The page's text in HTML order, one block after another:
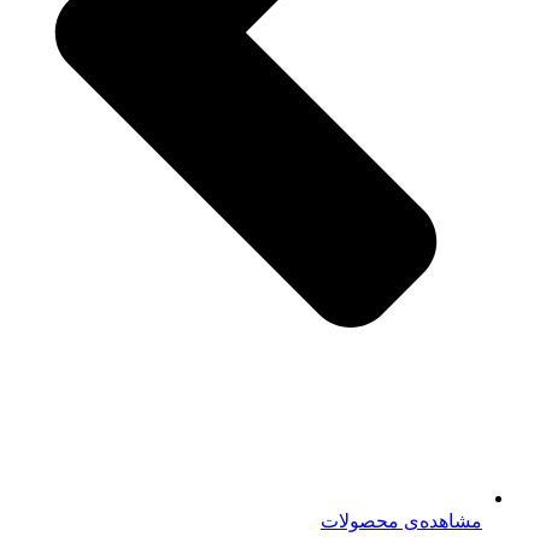
مشاهده‌ی محصولات